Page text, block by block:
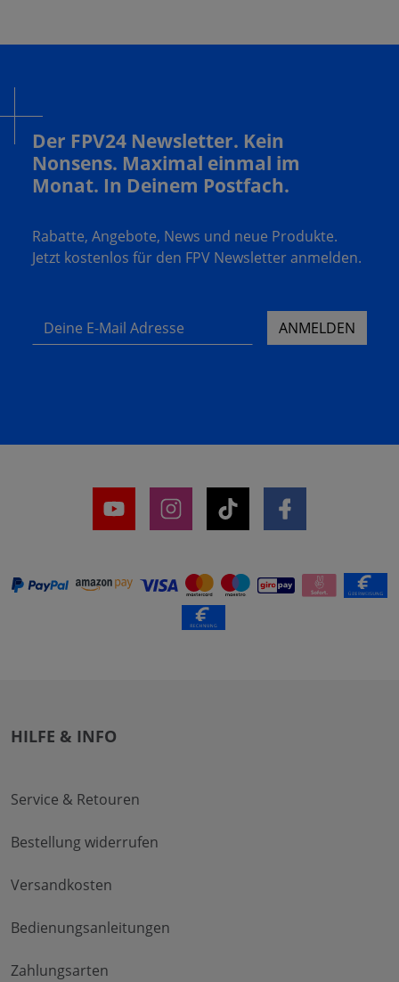
Der FPV24 Newsletter. Kein
Nonsens. Maximal einmal im
Monat. In Deinem Postfach.
Rabatte, Angebote, News und neue Produkte.
Jetzt kostenlos für den FPV Newsletter anmelden.
Deine E-Mail Adresse ANMELDEN
HILFE & INFO
Service & Retouren
Bestellung widerrufen
Versandkosten
Bedienungsanleitungen
Zahlungsarten